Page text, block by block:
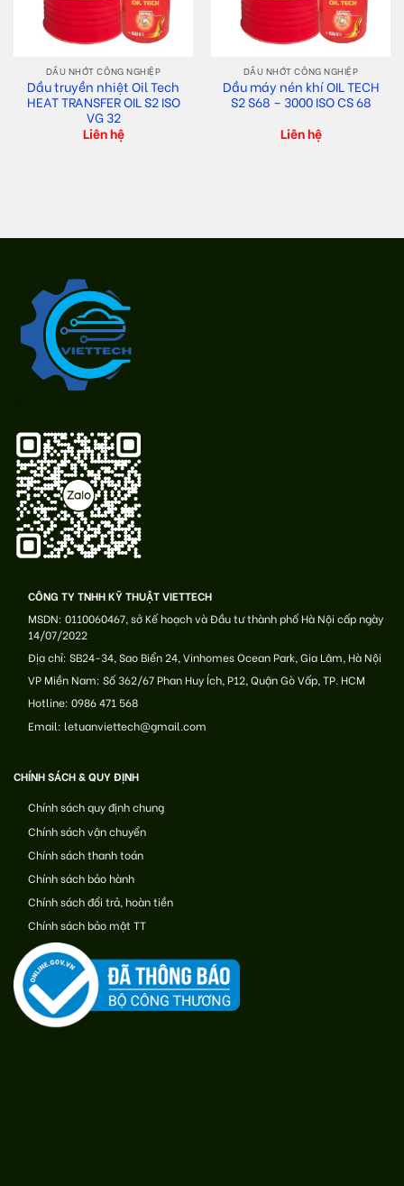
DẦU NHỚT CÔNG NGHIỆP
Dầu truyền nhiệt Oil Tech
HEAT TRANSFER OIL S2 ISO
VG 32
Liên hệ
DẦU NHỚT CÔNG NGHIỆP
Dầu máy nén khí OIL TECH
S2 S68 – 3000 ISO CS 68
Liên hệ
CÔNG TY TNHH KỸ THUẬT VIETTECH
MSDN: 0110060467, sở Kế hoạch và Đầu tư thành phố Hà Nội cấp ngày
14/07/2022
Địa chỉ: SB24-34, Sao Biển 24, Vinhomes Ocean Park, Gia Lâm, Hà Nội
VP Miền Nam: Số 362/67 Phan Huy Ích, P12, Quận Gò Vấp, TP. HCM
Hotline: 0986 471 568
Email: letuanviettech@gmail.com
CHÍNH SÁCH & QUY ĐỊNH
Chính sách quy định chung
Chính sách vận chuyển
Chính sách thanh toán
Chính sách bảo hành
Chính sách đổi trả, hoàn tiền
Chính sách bảo mật TT